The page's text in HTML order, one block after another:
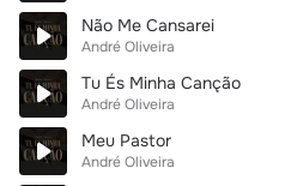
Não Me Cansarei
André Oliveira
Tu És Minha Canção
André Oliveira
Meu Pastor
André Oliveira